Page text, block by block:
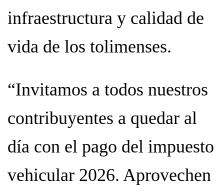
infraestructura y calidad de
vida de los tolimenses.
“Invitamos a todos nuestros
contribuyentes a quedar al
día con el pago del impuesto
vehicular 2026. Aprovechen